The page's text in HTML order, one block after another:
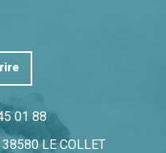
01 88
LE COLLET